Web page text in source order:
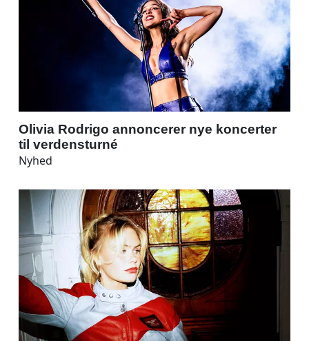
Olivia Rodrigo annoncerer nye koncerter
til verdensturné
Nyhed